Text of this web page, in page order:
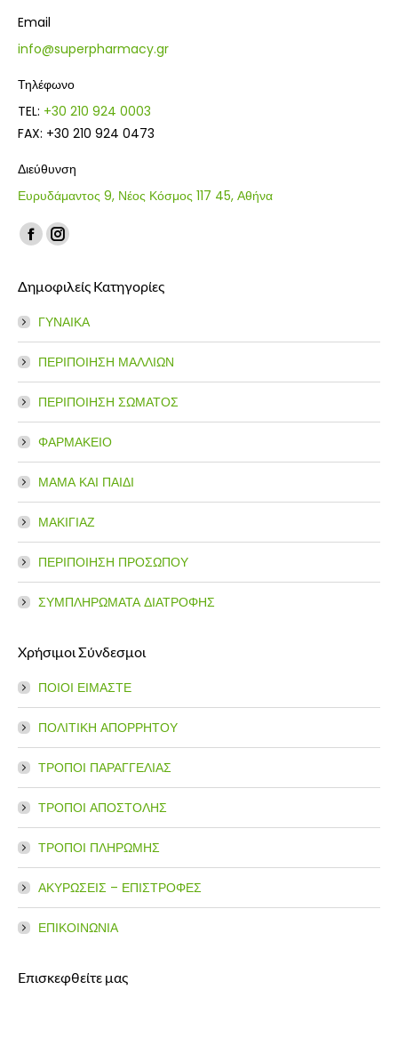
Email
info@superpharmacy.gr
Τηλέφωνο
TEL: +30 210 924 0003
FAX: +30 210 924 0473
Διεύθυνση
Ευρυδάμαντος 9, Νέος Κόσμος 117 45, Αθήνα
Find us on:
Facebook
opens
in
window
Instagram
opens
in
window
Δημοφιλείς Κατηγορίες
ΓΥΝΑΙΚΑ
ΠΕΡΙΠΟΙΗΣΗ ΜΑΛΛΙΩΝ
ΠΕΡΙΠΟΙΗΣΗ ΣΩΜΑΤΟΣ
ΦΑΡΜΑΚΕΙΟ
ΜΑΜΑ ΚΑΙ ΠΑΙΔΙ
ΜΑΚΙΓΙΑΖ
ΠΕΡΙΠΟΙΗΣΗ ΠΡΟΣΩΠΟΥ
ΣΥΜΠΛΗΡΩΜΑΤΑ ΔΙΑΤΡΟΦΗΣ
Χρήσιμοι Σύνδεσμοι
ΠΟΙΟΙ ΕΙΜΑΣΤΕ
ΠΟΛΙΤΙΚΗ ΑΠΟΡΡΗΤΟΥ
ΤΡΟΠΟΙ ΠΑΡΑΓΓΕΛΙΑΣ
ΤΡΟΠΟΙ ΑΠΟΣΤΟΛΗΣ
ΤΡΟΠΟΙ ΠΛΗΡΩΜΗΣ
ΑΚΥΡΩΣΕΙΣ – ΕΠΙΣΤΡΟΦΕΣ
ΕΠΙΚΟΙΝΩΝΙΑ
Επισκεφθείτε μας